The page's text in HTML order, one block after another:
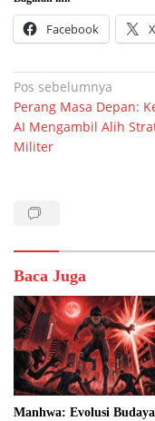
Facebook X
Navigasi
pos
Pos sebelumnya
Perang Masa Depan:
AI Mengambil Alih
Militer
Baca Juga
Manhwa: Evolusi